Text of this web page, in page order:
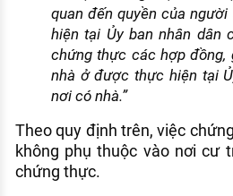
quan đến quyền của
hiện tại Ủy ban nhân dân
chứng thực các hợp đồng,
nhà ở được thực hiện tại
nơi có nhà.”
Theo quy định trên, việc
không phụ thuộc vào nơi cư
chứng thực.